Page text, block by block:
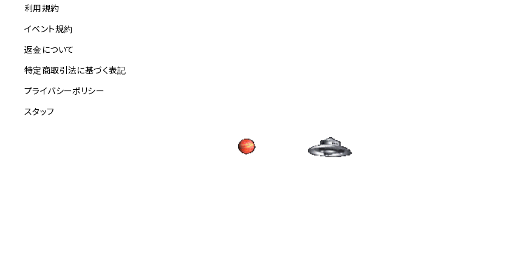
利用規約
イベント規約
返金について
特定商取引法に基づく表記
プライバシーポリシー
スタッフ